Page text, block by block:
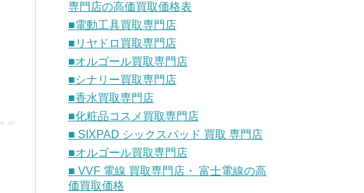
専門店の高価買取価格表
■電動工具買取専門店
■リヤドロ買取専門店
■オルゴール買取専門店
■シナリー買取専門店
■香水買取専門店
■化粧品コスメ買取専門店
■ SIXPAD シックスパッド 買取 専門店
■オルゴール買取専門店
■ VVF 電線 買取専門店・ 富士電線の高
価買取価格